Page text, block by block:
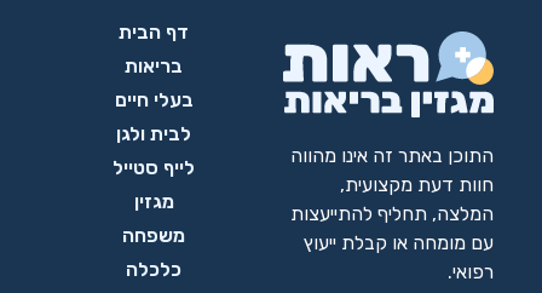
התוכן באתר זה אינו מהווה
חוות דעת מקצועית,
המלצה, תחליף להתייעצות
עם מומחה או קבלת ייעוץ
רפואי.
דף הבית
בריאות
בעלי חיים
לבית ולגן
לייף סטייל
מגזין
משפחה
כלכלה